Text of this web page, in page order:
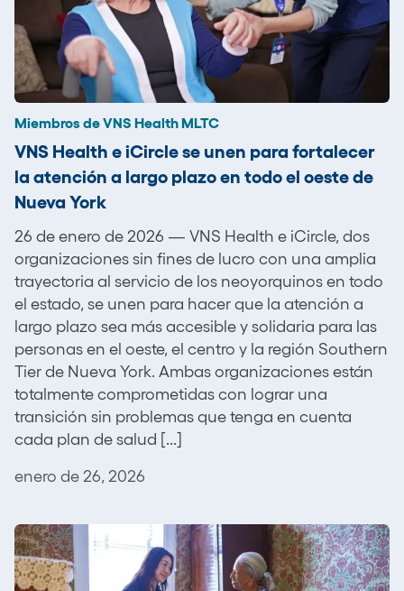
Miembros de VNS Health MLTC
VNS Health e iCircle se unen para fortalecer
la atención a largo plazo en todo el oeste de
Nueva York
26 de enero de 2026 — VNS Health e iCircle, dos
organizaciones sin fines de lucro con una amplia
trayectoria al servicio de los neoyorquinos en todo
el estado, se unen para hacer que la atención a
largo plazo sea más accesible y solidaria para las
personas en el oeste, el centro y la región Southern
Tier de Nueva York. Ambas organizaciones están
totalmente comprometidas con lograr una
transición sin problemas que tenga en cuenta
cada plan de salud [...]
enero de 26, 2026